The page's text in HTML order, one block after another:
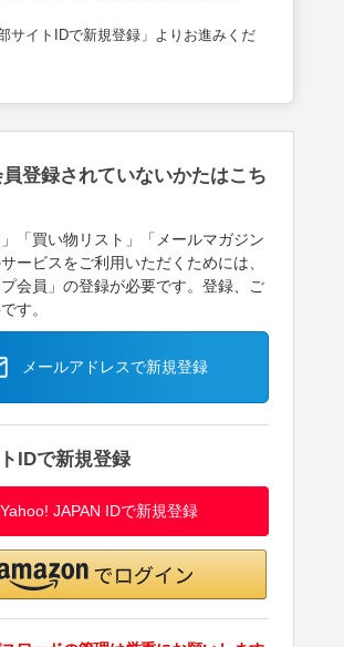
サイトIDで新規登録」よりお進みくだ
員登録されていないかたはこち
」「買い物リスト」「メールマガジン
ービスをご利用いただくためには、
プ会員」の登録が必要です。登録、ご
す。
メールアドレスで新規登録
IDで新規登録
Yahoo! JAPAN IDで新規登録